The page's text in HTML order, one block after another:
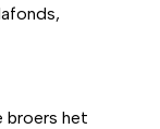
broers het